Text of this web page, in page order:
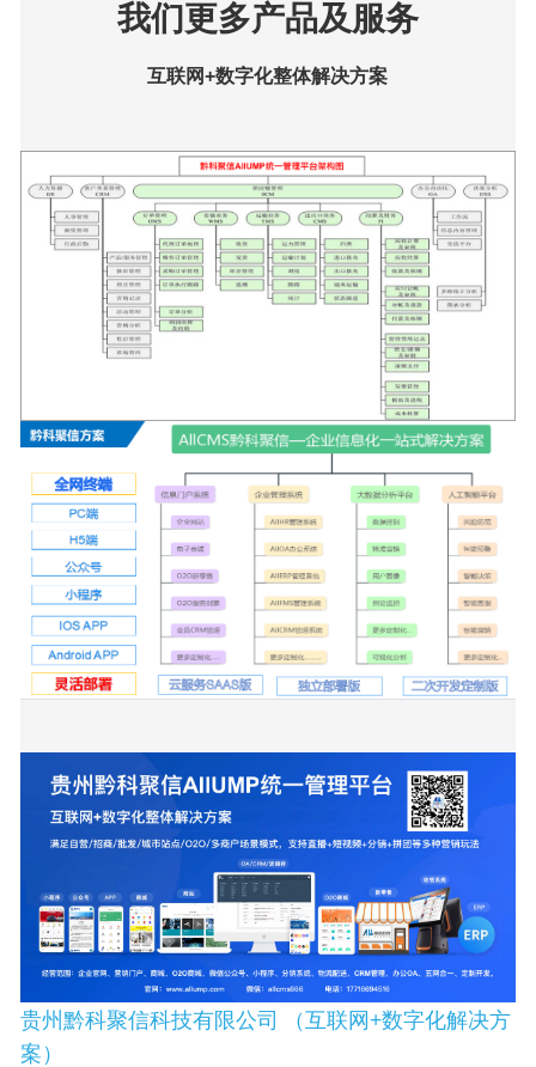
我们更多产品及服务
互联网+数字化整体解决方案
贵州黔科聚信科技有限公司
（互联网+数字化解决方
案）